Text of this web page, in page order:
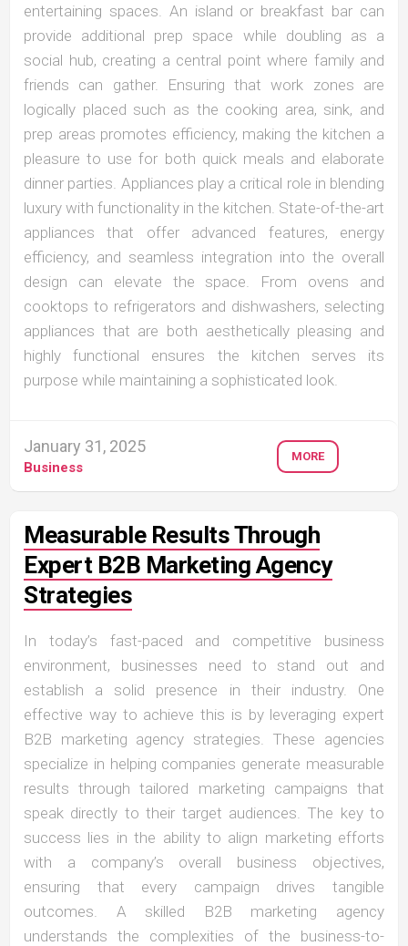
entertaining spaces. An island or breakfast bar can
provide additional prep space while doubling as a
social hub, creating a central point where family and
friends can gather. Ensuring that work zones are
logically placed such as the cooking area, sink, and
prep areas promotes efficiency, making the kitchen a
pleasure to use for both quick meals and elaborate
dinner parties. Appliances play a critical role in blending
luxury with functionality in the kitchen. State-of-the-art
appliances that offer advanced features, energy
efficiency, and seamless integration into the overall
design can elevate the space. From ovens and
cooktops to refrigerators and dishwashers, selecting
appliances that are both aesthetically pleasing and
highly functional ensures the kitchen serves its
purpose while maintaining a sophisticated look.
January 31, 2025
Business
MORE
Measurable Results Through
Expert B2B Marketing Agency
Strategies
In today’s fast-paced and competitive business
environment, businesses need to stand out and
establish a solid presence in their industry. One
effective way to achieve this is by leveraging expert
B2B marketing agency strategies. These agencies
specialize in helping companies generate measurable
results through tailored marketing campaigns that
speak directly to their target audiences. The key to
success lies in the ability to align marketing efforts
with a company’s overall business objectives,
ensuring that every campaign drives tangible
outcomes. A skilled B2B marketing agency
understands the complexities of the business-to-